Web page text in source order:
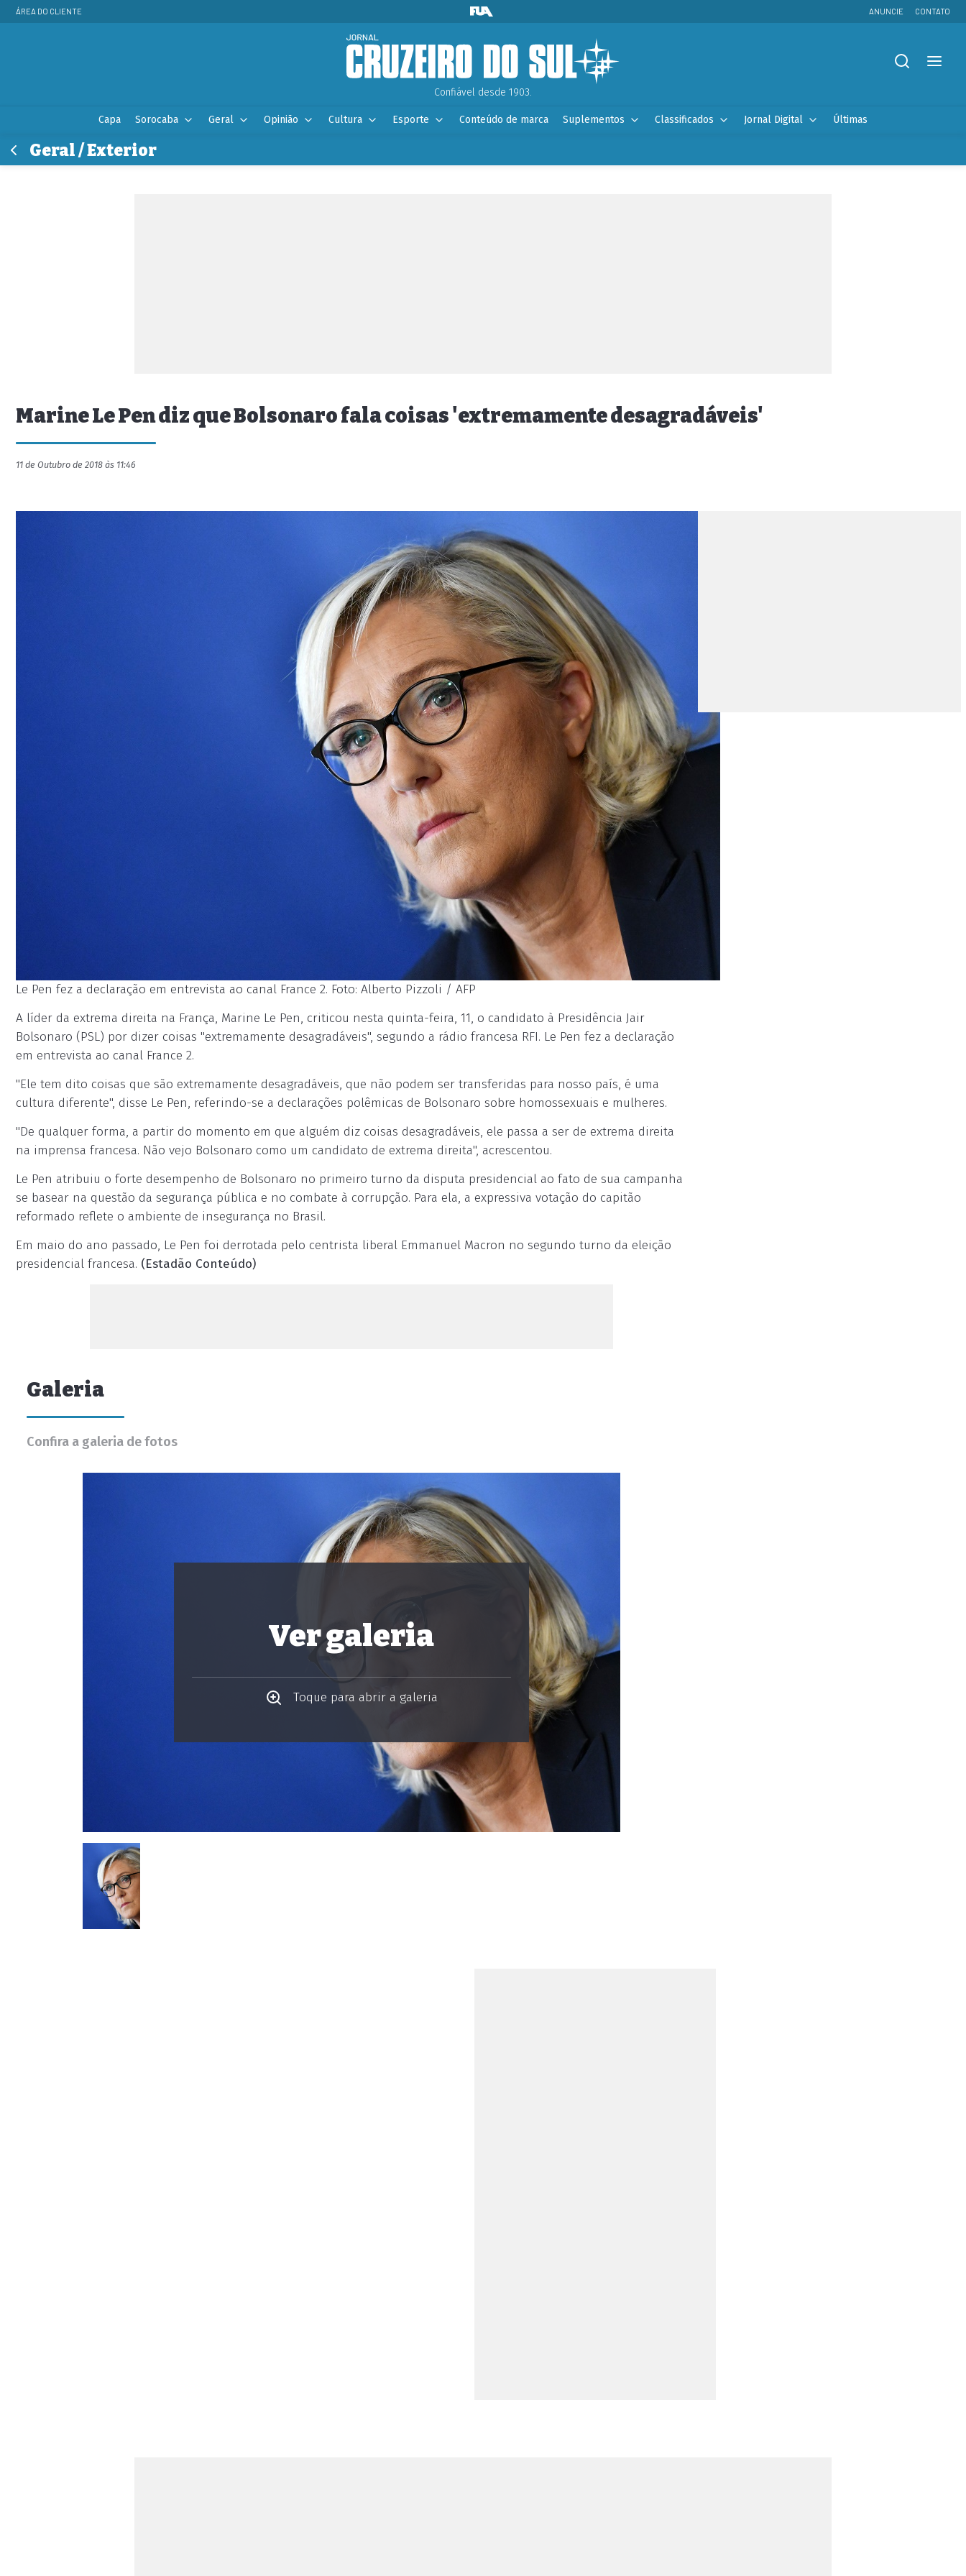
ÁREA DO CLIENTE ANUNCIE CONTATO
Confiável desde 1903.
Capa Sorocaba Geral Opinião Cultura Esporte Conteúdo de marca Suplementos Classificados Jornal Digital Últimas
Geral / Exterior
Marine Le Pen diz que Bolsonaro fala coisas 'extremamente desagradáveis'
11 de Outubro de 2018 às 11:46
Le Pen fez a declaração em entrevista ao canal France 2. Foto: Alberto Pizzoli / AFP
A líder da extrema direita na França, Marine Le Pen, criticou nesta quinta-feira, 11, o candidato à Presidência Jair
Bolsonaro (PSL) por dizer coisas "extremamente desagradáveis", segundo a rádio francesa RFI. Le Pen fez a declaração
em entrevista ao canal France 2.
"Ele tem dito coisas que são extremamente desagradáveis, que não podem ser transferidas para nosso país, é uma
cultura diferente", disse Le Pen, referindo-se a declarações polêmicas de Bolsonaro sobre homossexuais e mulheres.
"De qualquer forma, a partir do momento em que alguém diz coisas desagradáveis, ele passa a ser de extrema direita
na imprensa francesa. Não vejo Bolsonaro como um candidato de extrema direita", acrescentou.
Le Pen atribuiu o forte desempenho de Bolsonaro no primeiro turno da disputa presidencial ao fato de sua campanha
se basear na questão da segurança pública e no combate à corrupção. Para ela, a expressiva votação do capitão
reformado reflete o ambiente de insegurança no Brasil.
Em maio do ano passado, Le Pen foi derrotada pelo centrista liberal Emmanuel Macron no segundo turno da eleição
presidencial francesa. (Estadão Conteúdo)
Galeria
Confira a galeria de fotos
Ver galeria
Toque para abrir a galeria